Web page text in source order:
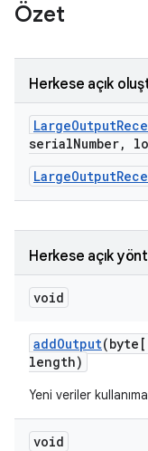
Özet
Herkese açık
LargeOutput
serialNumber,
Herkese açık
void
addOutput
length)
Yeni veriler
void